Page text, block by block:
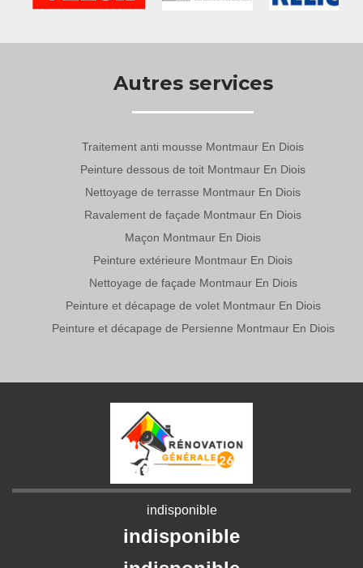
Autres services
Traitement anti mousse Montmaur En Diois
Peinture dessous de toit Montmaur En Diois
Nettoyage de terrasse Montmaur En Diois
Ravalement de façade Montmaur En Diois
Maçon Montmaur En Diois
Peinture extérieure Montmaur En Diois
Nettoyage de façade Montmaur En Diois
Peinture et décapage de volet Montmaur En Diois
Peinture et décapage de Persienne Montmaur En Diois
indisponible
indisponible